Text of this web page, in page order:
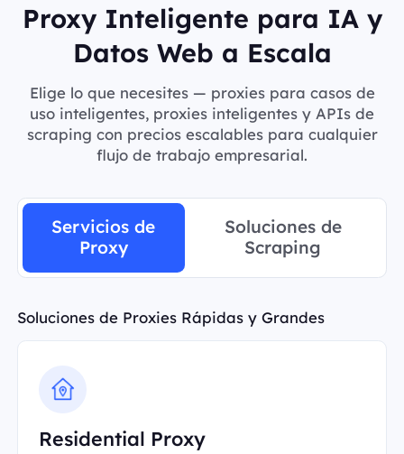
Proxy Inteligente para IA y
Datos Web a Escala
Elige lo que necesites — proxies para casos de
uso inteligentes, proxies inteligentes y APIs de
scraping con precios escalables para cualquier
flujo de trabajo empresarial.
Servicios de
Proxy
Soluciones de
Scraping
Soluciones de Proxies Rápidas y Grandes
Residential Proxy